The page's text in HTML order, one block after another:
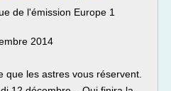
de l'émission Europe 1
2014
que les astres vous réservent.